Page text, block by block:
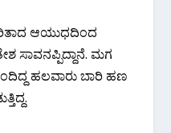
ಆಯುಧದಿಂದ
ಸಾವನಪ್ಪಿದ್ದಾನೆ. ಮಗ
ಹಲವಾರು ಬಾರಿ ಹಣ